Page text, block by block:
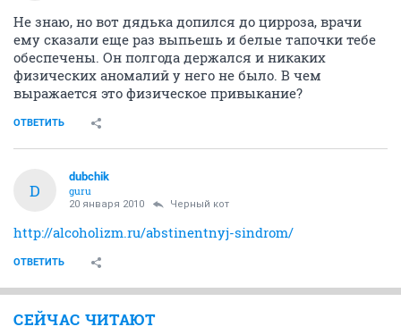
Не знаю, но вот дядька допился до цирроза, врачи
ему сказали еще раз выпьешь и белые тапочки тебе
обеспечены. Он полгода держался и никаких
физических аномалий у него не было. В чем
выражается это физическое привыкание?
ОТВЕТИТЬ
D
dubchik
guru
20 января 2010 Черный кот
http://alcoholizm.ru/abstinentnyj-sindrom/
ОТВЕТИТЬ
СЕЙЧАС ЧИТАЮТ